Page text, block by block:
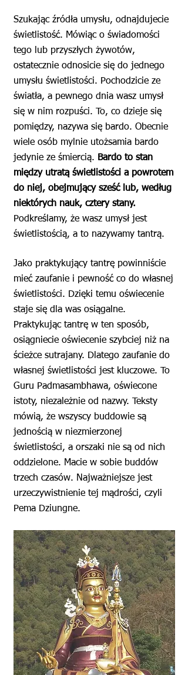
Szukając źródła umysłu, odnajdujecie
świetlistość. Mówiąc o świadomości
tego lub przyszłych żywotów,
ostatecznie odnosicie się do jednego
umysłu świetlistości. Pochodzicie ze
światła, a pewnego dnia wasz umysł
się w nim rozpuści. To, co dzieje się
pomiędzy, nazywa się bardo. Obecnie
wiele osób mylnie utożsamia bardo
jedynie ze śmiercią. Bardo to stan
między utratą świetlistości a powrotem
do niej, obejmujący sześć lub, według
niektórych nauk, cztery stany.
Podkreślamy, że wasz umysł jest
świetlistością, a to nazywamy tantrą.
Jako praktykujący tantrę powinniście
mieć zaufanie i pewność co do własnej
świetlistości. Dzięki temu oświecenie
staje się dla was osiągalne.
Praktykując tantrę w ten sposób,
osiągniecie oświecenie szybciej niż na
ścieżce sutrajany. Dlatego zaufanie do
własnej świetlistości jest kluczowe. To
Guru Padmasambhawa, oświecone
istoty, niezależnie od nazwy. Teksty
mówią, że wszyscy buddowie są
jednością w niezmierzonej
świetlistości, a orszaki nie są od nich
oddzielone. Macie w sobie buddów
trzech czasów. Najważniejsze jest
urzeczywistnienie tej mądrości, czyli
Pema Dziungne.